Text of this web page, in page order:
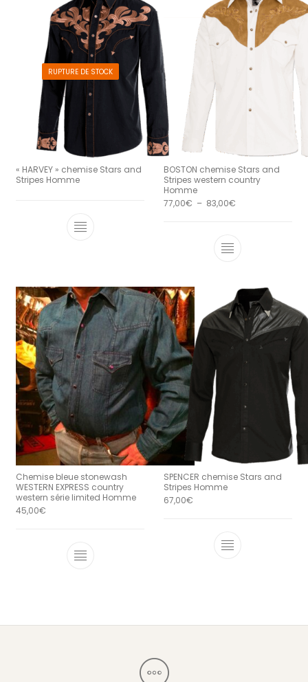
RUPTURE DE STOCK
« HARVEY » chemise Stars and
Stripes Homme
BOSTON chemise Stars and
Stripes western country
Homme
77,00€ – 83,00€Plage de prix :
Ce produit a
Chemise bleue stonewash
WESTERN EXPRESS country
western série limited Homme
45,00€
Ce produit a plusieurs variations.
SPENCER chemise Stars and
Stripes Homme
67,00€
Ce produit a